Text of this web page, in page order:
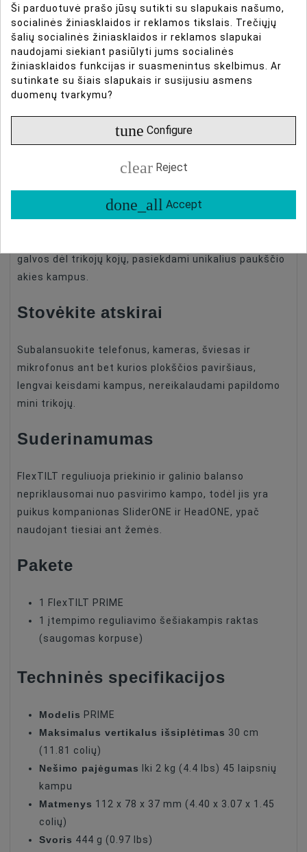
Atveria anksčiau nepasiekiamus kampus
Lengvas subalansavimas
Idealiai tinka VLOG'ams, susitikimams ir
pasirodymams
PRIME modelis
Flagmanas DSLR kameroms, siūlantis idealią
Išeikite už ribų
galvos dėl trikojų kojų, pasiekdami unikalius paukščio
akies kampus.
Stovėkite atskirai
Subalansuokite telefonus, kameras, šviesas ir
mikrofonus ant bet kurios plokščios paviršiaus,
lengvai keisdami kampus, nereikalaudami papildomo
mini trikojų.
Suderinamumas
FlexTILT reguliuoja priekinio ir galinio balanso
nepriklausomai nuo pasvirimo kampo, todėl jis yra
puikus kompanionas SliderONE ir HeadONE, ypač
naudojant tiesiai ant žemės.
Pakete
1 FlexTILT PRIME
1 įtempimo reguliavimo šešiakampis raktas
(saugomas korpuse)
Techninės specifikacijos
Modelis PRIME
Maksimalus vertikalus išsiplėtimas 30 cm
(11.81 colių)
Nešimo pajėgumas
Iki 2 kg (4.4 lbs) 45 laipsnių
kampu
Matmenys 112 x 78 x 37 mm (4.40 x 3.07 x 1.45
colių)
Svoris 444 g (0.97 lbs)
Ši parduotuvė prašo jūsų sutikti su slapukais našumo,
socialinės žiniasklaidos ir reklamos tikslais. Trečiųjų
šalių socialinės žiniasklaidos ir reklamos slapukai
naudojami siekiant pasiūlyti jums socialinės
žiniasklaidos funkcijas ir suasmenintus skelbimus. Ar
sutinkate su šiais slapukais ir susijusiu asmens
duomenų tvarkymu?
tune Configure
clear Reject
done_all Accept